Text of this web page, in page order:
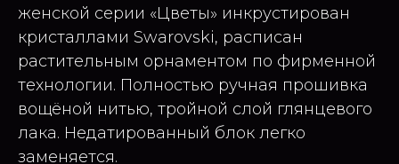
женской серии «Цветы» инкрустирован
кристаллами Swarovski, расписан
растительным орнаментом по фирменной
технологии. Полностью ручная прошивка
вощёной нитью, тройной слой глянцевого
лака. Недатированный блок легко
заменяется.